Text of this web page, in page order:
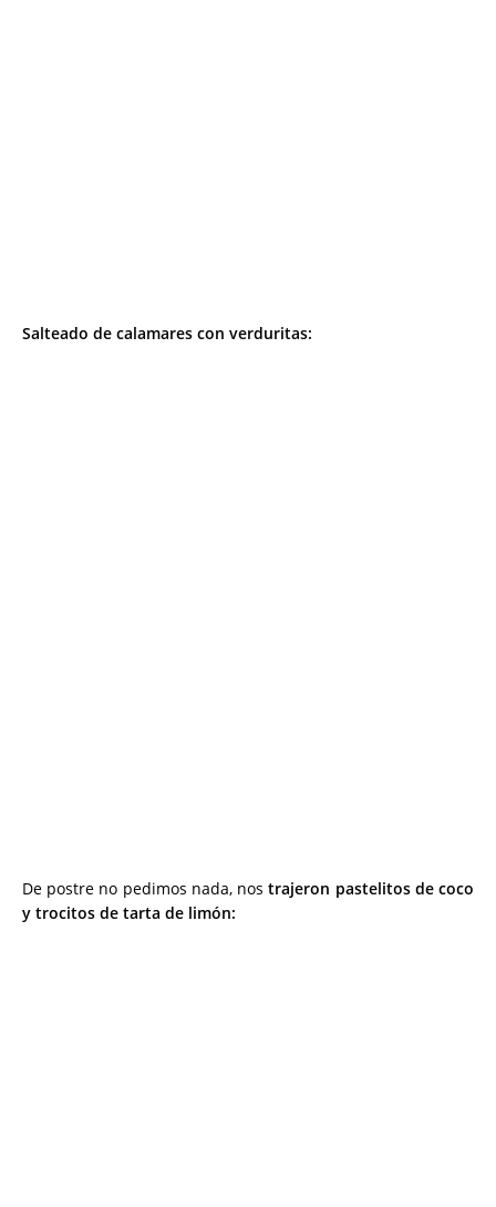
Salteado de calamares con verduritas:
De postre no pedimos nada, nostrajeron pastelitos de coco
y trocitos de tarta de limón: